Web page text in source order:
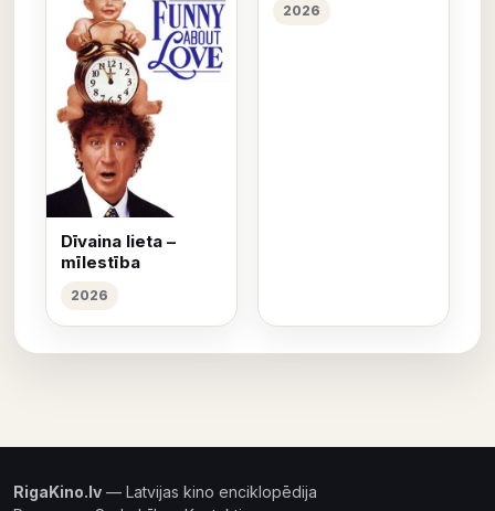
Dīvaina lieta –
mīlestība
2026
2026
RigaKino.lv — Latvijas kino enciklopēdija